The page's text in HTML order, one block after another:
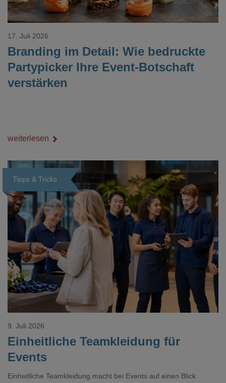
Branding im Detail: Wie bedruckte
Partypicker Ihre Event-Botschaft
verstärken
17. Juli 2026
weiterlesen
Tipps & Tricks
Loading...
Einheitliche Teamkleidung für
Events
9. Juli 2026
Einheitliche Teamkleidung macht bei Events auf einen Blick